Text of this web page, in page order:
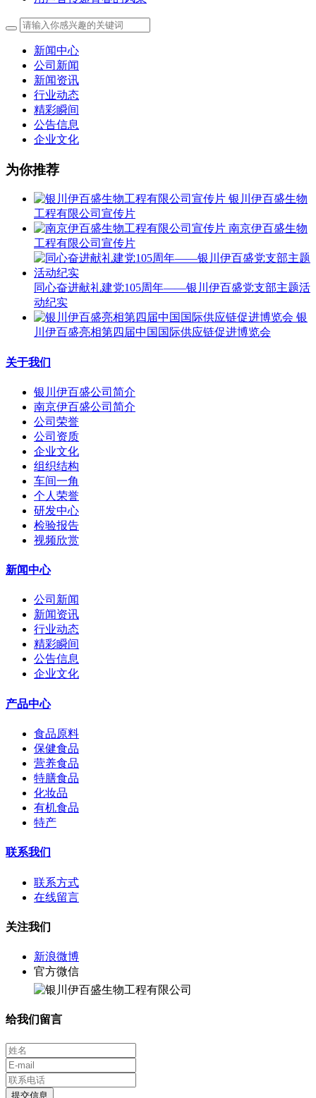
新闻中心
公司新闻
新闻资讯
行业动态
精彩瞬间
公告信息
企业文化
为你推荐
银川伊百盛生物
工程有限公司宣传片
南京伊百盛生物
工程有限公司宣传片
同心奋进献礼建党105周年——银川伊百盛党支部主题活
动纪实
银
川伊百盛亮相第四届中国国际供应链促进博览会
关于我们
银川伊百盛公司简介
南京伊百盛公司简介
公司荣誉
公司资质
企业文化
组织结构
车间一角
个人荣誉
研发中心
检验报告
视频欣赏
新闻中心
公司新闻
新闻资讯
行业动态
精彩瞬间
公告信息
企业文化
产品中心
食品原料
保健食品
营养食品
特膳食品
化妆品
有机食品
特产
联系我们
联系方式
在线留言
关注我们
新浪微博
官方微信
给我们留言
提交信息